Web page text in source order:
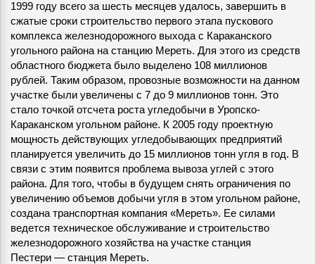
1999 году всего за шесть месяцев удалось, завершить в
сжатые сроки строительство первого этапа пускового
комплекса железнодорожного выхода с Караканского
угольного района на станцию Мереть. Для этого из средств
областного бюджета было выделено 108 миллионов
рублей. Таким образом, провозные возможности на данном
участке были увеличены с 7 до 9 миллионов тонн. Это
стало точкой отсчета роста угледобычи в Уропско-
Караканском угольном районе. К 2005 году проектную
мощность действующих угледобывающих предприятий
планируется увеличить до 15 миллионов тонн угля в год. В
связи с этим появится проблема вывоза углей с этого
района. Для того, чтобы в будущем снять ограничения по
увеличению объемов добычи угля в этом угольном районе,
создана транспортная компания «Мереть». Ее силами
ведется техническое обслуживание и строительство
железнодорожного хозяйства на участке станция
Пестери — станция Мереть.